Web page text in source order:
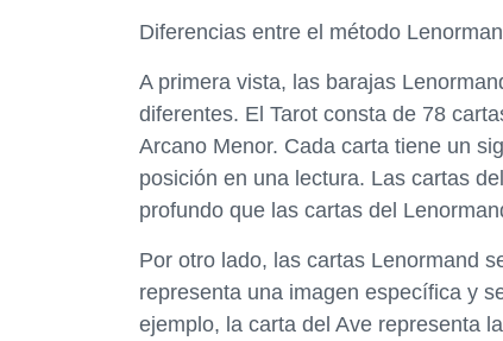
Diferencias entre el método
A primera vista, las barajas
diferentes. El Tarot consta de 78
Arcano Menor. Cada carta tiene un
posición en una lectura. Las cartas
profundo que las cartas del
Por otro lado, las cartas Lenormand
representa una imagen específica y
ejemplo, la carta del Ave representa